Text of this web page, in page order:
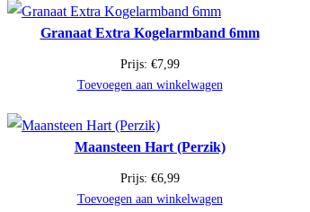
Granaat Extra Kogelarmband 6mm
Prijs: €7,99
Toevoegen aan winkelwagen
Maansteen Hart (Perzik)
Prijs: €6,99
Toevoegen aan winkelwagen